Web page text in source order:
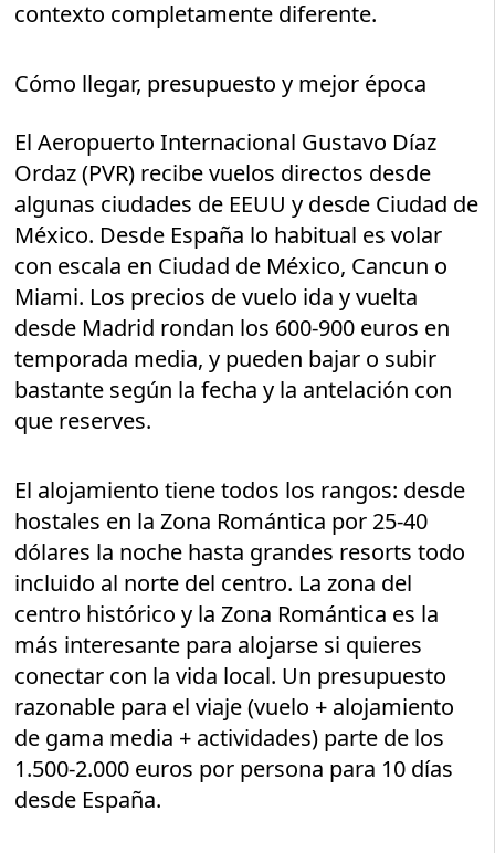
contexto completamente diferente.
Cómo llegar, presupuesto y mejor época
El Aeropuerto Internacional Gustavo Díaz
Ordaz (PVR) recibe vuelos directos desde
algunas ciudades de EEUU y desde Ciudad de
México. Desde España lo habitual es volar
con escala en Ciudad de México, Cancun o
Miami. Los precios de vuelo ida y vuelta
desde Madrid rondan los 600-900 euros en
temporada media, y pueden bajar o subir
bastante según la fecha y la antelación con
que reserves.
El alojamiento tiene todos los rangos: desde
hostales en la Zona Romántica por 25-40
dólares la noche hasta grandes resorts todo
incluido al norte del centro. La zona del
centro histórico y la Zona Romántica es la
más interesante para alojarse si quieres
conectar con la vida local. Un presupuesto
razonable para el viaje (vuelo + alojamiento
de gama media + actividades) parte de los
1.500-2.000 euros por persona para 10 días
desde España.